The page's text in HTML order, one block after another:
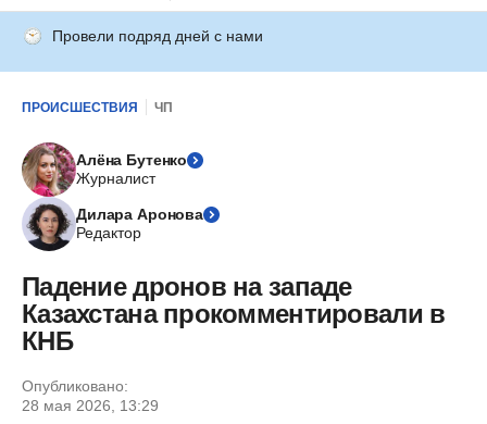
Провели подряд дней с нами
ПРОИСШЕСТВИЯ ЧП
Алёна Бутенко
Журналист
Дилара Аронова
Редактор
Падение дронов на западе
Казахстана прокомментировали в
КНБ
Опубликовано:
28 мая 2026, 13:29